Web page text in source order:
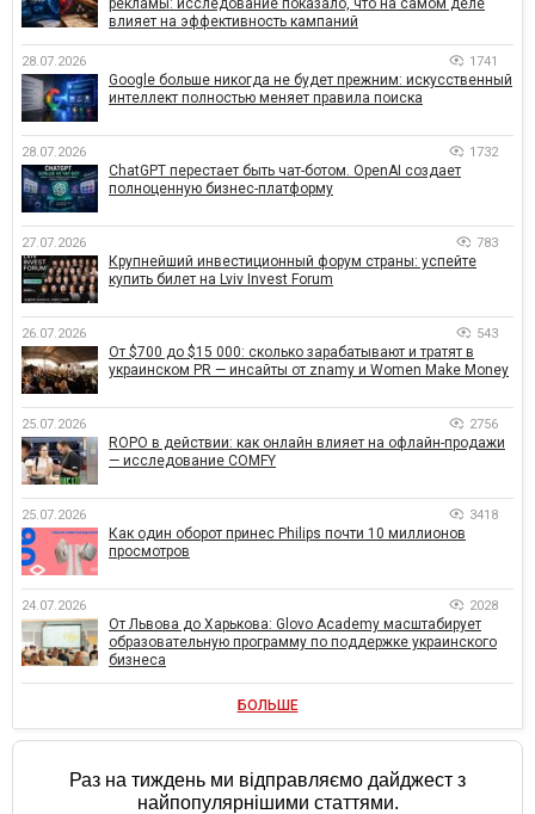
рекламы: исследование показало, что на самом деле
влияет на эффективность кампаний
28.07.2026 1741
Google больше никогда не будет прежним: искусственный
интеллект полностью меняет правила поиска
28.07.2026 1732
ChatGPT перестает быть чат-ботом. OpenAI создает
полноценную бизнес-платформу
27.07.2026 783
Крупнейший инвестиционный форум страны: успейте
купить билет на Lviv Invest Forum
26.07.2026 543
От $700 до $15 000: сколько зарабатывают и тратят в
украинском PR — инсайты от znamy и Women Make Money
25.07.2026 2756
ROPO в действии: как онлайн влияет на офлайн-продажи
— исследование COMFY
25.07.2026 3418
Как один оборот принес Philips почти 10 миллионов
просмотров
24.07.2026 2028
От Львова до Харькова: Glovo Academy масштабирует
образовательную программу по поддержке украинского
бизнеса
БОЛЬШЕ
Раз на тиждень ми відправляємо дайджест з
найпопулярнішими статтями.